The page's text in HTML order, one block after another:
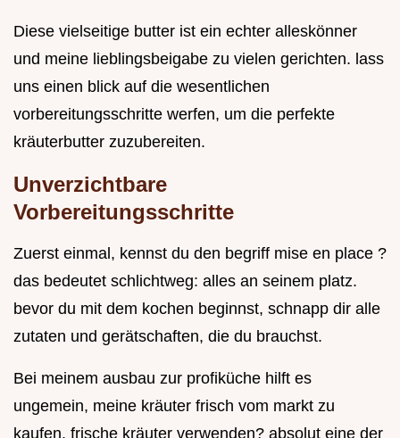
Diese vielseitige butter ist ein echter alleskönner
und meine lieblingsbeigabe zu vielen gerichten. lass
uns einen blick auf die wesentlichen
vorbereitungsschritte werfen, um die perfekte
kräuterbutter zuzubereiten.
Unverzichtbare
Vorbereitungsschritte
Zuerst einmal, kennst du den begriff mise en place ?
das bedeutet schlichtweg: alles an seinem platz.
bevor du mit dem kochen beginnst, schnapp dir alle
zutaten und gerätschaften, die du brauchst.
Bei meinem ausbau zur profiküche hilft es
ungemein, meine kräuter frisch vom markt zu
kaufen. frische kräuter verwenden? absolut eine der